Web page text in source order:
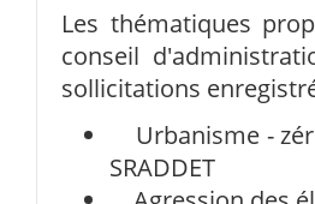
Les thématiques
conseil
sollicitations
Urbanisme -
SRADDET